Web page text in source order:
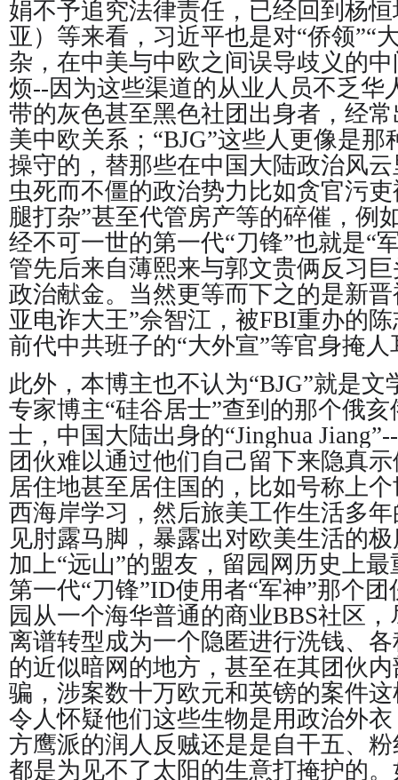
娟不予追究法律责任，已经回到杨
亚）等来看，习近平也是对“侨领”“
杂，在中美与中欧之间误导歧义的
烦--因为这些渠道的从业人员不乏华
带的灰色甚至黑色社团出身者，经
美中欧关系；“BJG”这些人更像是那
操守的，替那些在中国大陆政治风
虫死而不僵的政治势力比如贪官污
腿打杂”甚至代管房产等的碎催，例
经不可一世的第一代“刀锋”也就是“
管先后来自薄熙来与郭文贵俩反习
政治献金。当然更等而下之的是新
亚电诈大王”佘智江，被FBI重办的
前代中共班子的“大外宣”等官身掩
此外，本博主也不认为“BJG”就是
专家博主“硅谷居士”查到的那个俄
士，中国大陆出身的“Jinghua
团伙难以通过他们自己留下来隐真
居住地甚至居住国的，比如号称上
西海岸学习，然后旅美工作生活多
见肘露马脚，暴露出对欧美生活的
加上“远山”的盟友，留园网历史上
第一代“刀锋”ID使用者“军神”那个
园从一个海华普通的商业BBS社区
离谱转型成为一个隐匿进行洗钱、
的近似暗网的地方，甚至在其团伙
骗，涉案数十万欧元和英镑的案件
令人怀疑他们这些生物是用政治外
方鹰派的润人反贼还是是自干五、
都是为见不了太阳的生意打掩护的